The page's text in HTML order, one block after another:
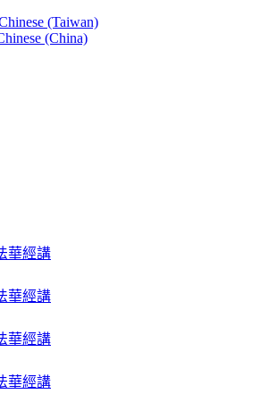
華經講
華經講
華經講
華經講